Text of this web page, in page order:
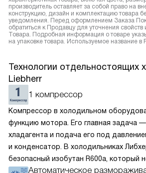
производитель оставляет за собой право на
конструкцию, дизайн и комплектацию товара
уведомления. Перед оформлением Заказа
обратиться к Продавцу для уточнения свойств
Товара. Подробная информация о товаре
на упаковке товара. Используемое название в
Технологии отдельностоящих
Liebherr
1 компрессор
Компрессор в холодильном
функцию мотора. Его главная задача
хладагента и подача его под
и конденсатор. В холодильниках
безопасный изобутан R600a, который
окружающей среде. Компрессор
Автоматическое